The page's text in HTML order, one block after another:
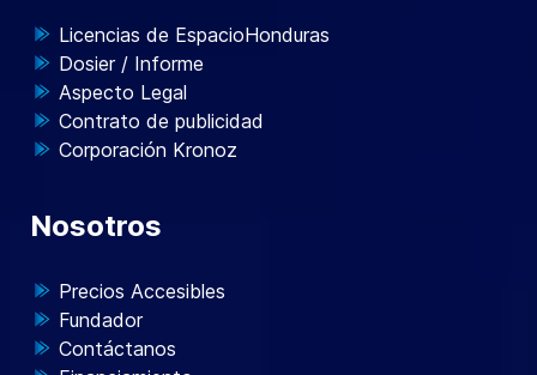
Licencias de EspacioHonduras
Dosier / Informe
Aspecto Legal
Contrato de publicidad
Corporación Kronoz
Nosotros
Precios Accesibles
Fundador
Contáctanos